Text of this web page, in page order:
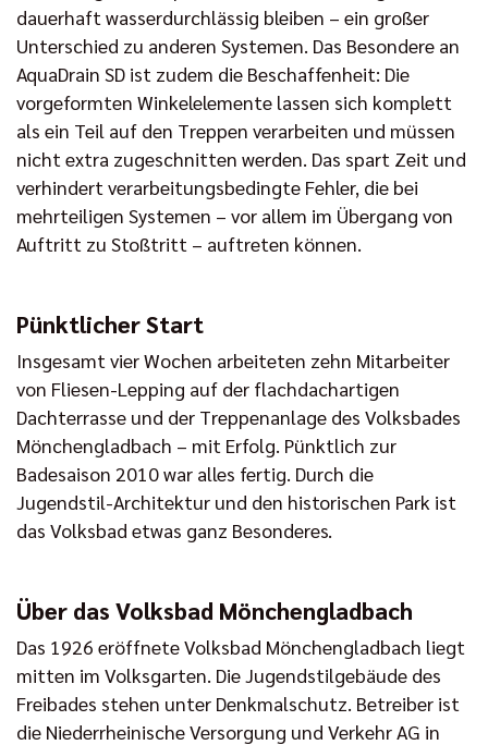
dauerhaft wasserdurchlässig bleiben – ein großer
Unterschied zu anderen Systemen. Das Besondere an
AquaDrain SD ist zudem die Beschaffenheit: Die
vorgeformten Winkelelemente lassen sich komplett
als ein Teil auf den Treppen verarbeiten und müssen
nicht extra zugeschnitten werden. Das spart Zeit und
verhindert verarbeitungsbedingte Fehler, die bei
mehrteiligen Systemen – vor allem im Übergang von
Auftritt zu Stoßtritt – auftreten können.
Pünktlicher Start
Insgesamt vier Wochen arbeiteten zehn Mitarbeiter
von Fliesen-Lepping auf der flachdachartigen
Dachterrasse und der Treppenanlage des Volksbades
Mönchengladbach – mit Erfolg. Pünktlich zur
Badesaison 2010 war alles fertig. Durch die
Jugendstil-Architektur und den historischen Park ist
das Volksbad etwas ganz Besonderes.
Über das Volksbad Mönchengladbach
Das 1926 eröffnete Volksbad Mönchengladbach liegt
mitten im Volksgarten. Die Jugendstilgebäude des
Freibades stehen unter Denkmalschutz. Betreiber ist
die Niederrheinische Versorgung und Verkehr AG in